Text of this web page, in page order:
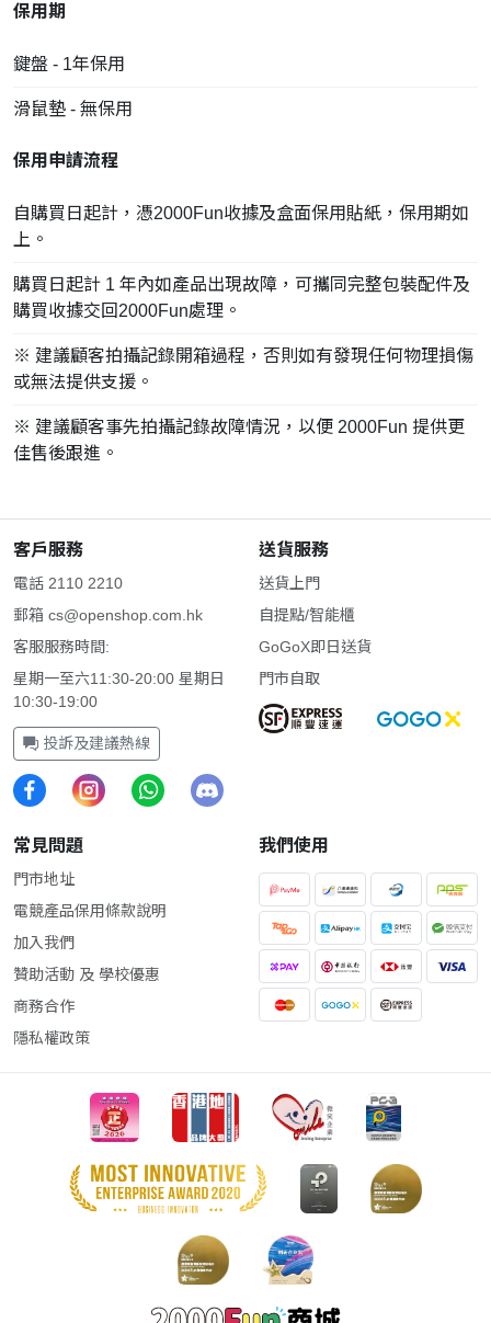
保用期
鍵盤 - 1年保用
滑鼠墊 - 無保用
保用申請流程
自購買日起計，憑2000Fun收據及盒面保用貼紙，保用期如
上。
購買日起計 1 年內如產品出現故障，可攜同完整包裝配件及
購買收據交回2000Fun處理。
※ 建議顧客拍攝記錄開箱過程，否則如有發現任何物理損傷
或無法提供支援。
※ 建議顧客事先拍攝記錄故障情況，以便 2000Fun 提供更
佳售後跟進。
客戶服務
電話 2110 2210
郵箱 cs@openshop.com.hk
客服服務時間:
星期一至六11:30-20:00 星期日
10:30-19:00
投訴及建議熱線
送貨服務
送貨上門
自提點/智能櫃
GoGoX即日送貨
門市自取
常見問題
門市地址
電競產品保用條款說明
加入我們
贊助活動 及 學校優惠
商務合作
隱私權政策
我們使用